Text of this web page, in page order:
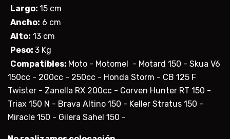
Largo: 15 cm
Ancho: 6 cm
Alto: 13 cm
Peso: 3 Kg
Compatibles: Moto - Motomel - Motard 150 - Skua V6
150cc - 200cc - 250cc - Honda Storm - CB 125 F
Twister - Zanella RX 200cc - Corven Hunter RT 150 -
Triax 150 N - Brava Altino 150 - Keller Stratus 150 -
Miracle 150 - Gilera Sahel 150 -